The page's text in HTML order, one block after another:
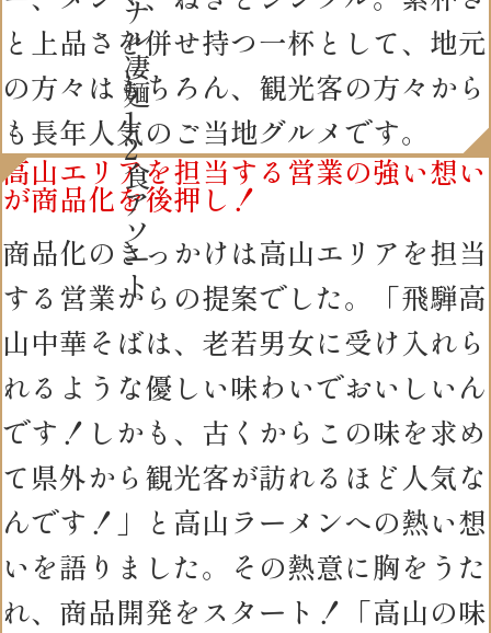
ナ
ル
凄
麺
1
2
食
ア
ソ
ー
ト
と上品さを併せ持つ一杯として、地元
の方々はもちろん、観光客の方々から
も長年人気のご当地グルメです。
高山エリアを担当する営業の強い想い
が商品化を後押し！
商品化のきっかけは高山エリアを担当
する営業からの提案でした。「飛騨高
山中華そばは、老若男女に受け入れら
れるような優しい味わいでおいしいん
です！しかも、古くからこの味を求め
て県外から観光客が訪れるほど人気な
んです！」と高山ラーメンへの熱い想
いを語りました。その熱意に胸をうた
れ、商品開発をスタート！「高山の味